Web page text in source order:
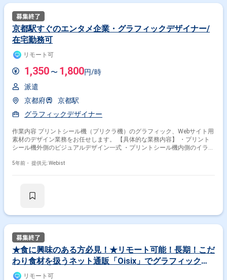
京都駅すぐのエンタメ企業・グラフィックデザイナー/
在宅勤務可
リモート可
1,350 〜 1,800円/時
派遣
京都府
京都駅
グラフィックデザイナー
作業内容 プリントシール機（プリクラ機）のグラフィック、Webサイト用
素材のデザイン業務をお任せします。 【具体的な業務内容】 ・プリント
シール機外側のビジュアルデザイン一式 ・プリントシール機内側のイラス
・その他プリントシール機に関わるデザイン全般 ※長期就業の際には外部
5年前・ 提供元: Webist
★食に興味のある方必見！★リモート可能！長期！こだ
わり食材を扱うネット通販「Oisix」でグラフィックデ
ザイナー募集
リモート可